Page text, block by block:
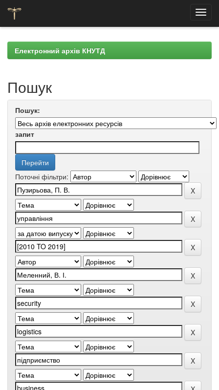
navigationЕлектронний архів КНУТД
Пошук
Пошук:
запит
Поточні фільтри: